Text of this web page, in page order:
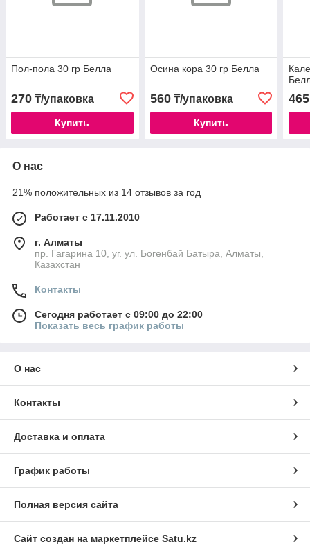
Пол-пола 30 гр Белла
270 ₸/упаковка
Купить
Осина кора 30 гр Белла
560₸/упаковка
Купить
465
О нас
21% положительных из 14 отзывов за год
Работает с 17.11.2010
г. Алматы
пр. Гагарина 10, уг. ул. Богенбай Батыра, Алматы,
Казахстан
Контакты
Сегодня работает с 09:00 до 22:00
Показать весь график работы
О нас
Контакты
Доставка и оплата
График работы
Полная версия сайта
Сайт создан на маркетплейсе Satu.kz